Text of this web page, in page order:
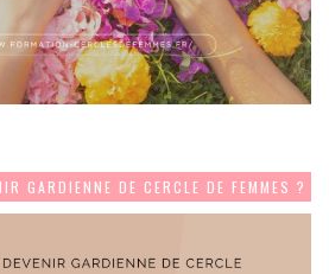
GARDIENNE DE CERCLE DE FEMMES ?